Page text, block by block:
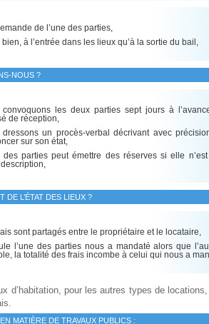
de l’une des parties,
à l’entrée dans les lieux qu’à la sortie du bail,
NOUS ?
convoquons les deux parties sept jours à
de réception,
dressons un procès-verbal décrivant avec
sur son état,
des parties peut émettre des réserves si elle
DE L’ÉTAT DES LIEUX ?
sont partagés entre le propriétaire et le locataire,
l’une des parties nous a mandaté alors que
la totalité des frais incombe à celui qui nous a
d’habitation, pour les autres types de
MATIÈRE DE TRAVAUX PUBLICS :